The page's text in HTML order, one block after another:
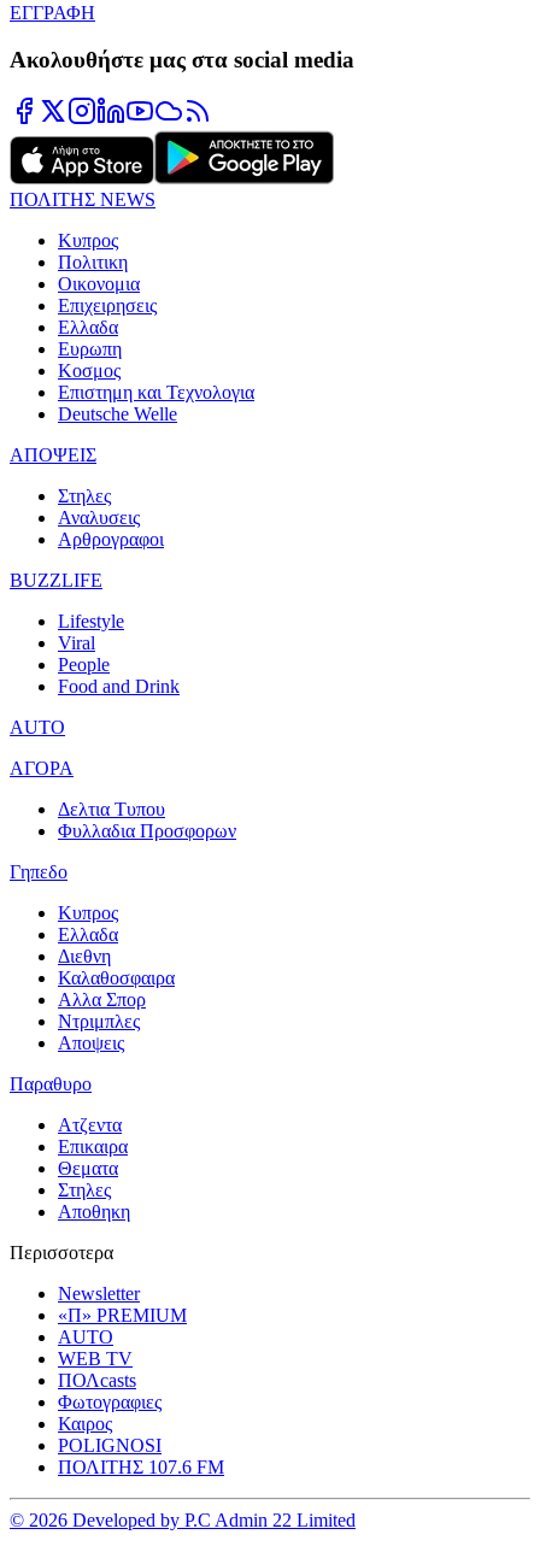
ΕΓΓΡΑΦΗ
Ακολουθήστε μας στα social media
ΠΟΛΙΤΗΣ NEWS
Κυπρος
Πολιτικη
Οικονομια
Επιχειρησεις
Ελλαδα
Ευρωπη
Κοσμος
Επιστημη και Τεχνολογια
Deutsche Welle
ΑΠΟΨΕΙΣ
Στηλες
Αναλυσεις
Αρθρογραφοι
BUZZLIFE
Lifestyle
Viral
People
Food and Drink
AUTO
ΑΓΟΡΑ
Δελτια Τυπου
Φυλλαδια Προσφορων
Γηπεδο
Κυπρος
Ελλαδα
Διεθνη
Καλαθοσφαιρα
Αλλα Σπορ
Ντριμπλες
Αποψεις
Παραθυρο
Ατζεντα
Επικαιρα
Θεματα
Στηλες
Αποθηκη
Περισσοτερα
Newsletter
«Π» PREMIUM
AUTO
WEB TV
ΠΟΛcasts
Φωτογραφιες
Καιρος
POLIGNOSI
ΠΟΛΙΤΗΣ 107.6 FM
© 2026 Developed by P.C Admin 22 Limited